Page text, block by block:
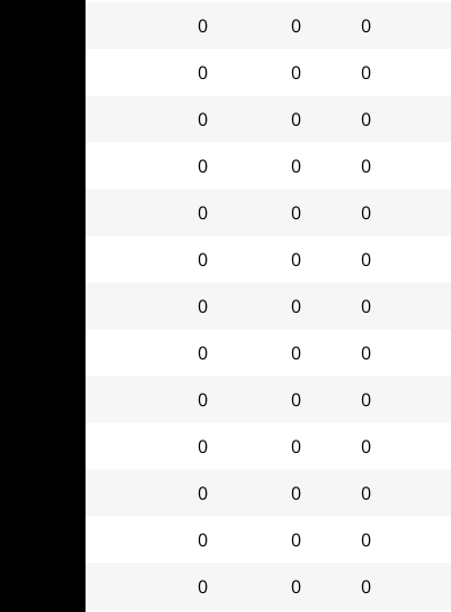
0
0
0
0
0
0
0
0
0
0
0
0
0
0
0
0
0
0
0
0
0
0
0
0
0
0
0
0
0
0
0
0
0
0
0
0
0
0
0